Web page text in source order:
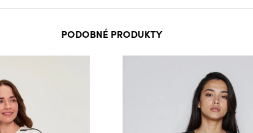
PODOBNÉ PRODUKTY